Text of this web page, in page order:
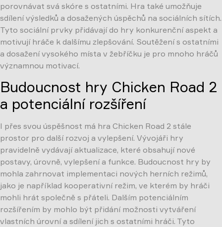
porovnávat svá skóre s ostatními. Hra také umožňuje
sdílení výsledků a dosažených úspěchů na sociálních sítích.
Tyto sociální prvky přidávají do hry konkurenční aspekt a
motivují hráče k dalšímu zlepšování. Soutěžení s ostatními
a dosažení vysokého místa v žebříčku je pro mnoho hráčů
významnou motivací.
Budoucnost hry Chicken Road 2
a potenciální rozšíření
I přes svou úspěšnost má hra Chicken Road 2 stále
prostor pro další rozvoj a vylepšení. Vývojáři hry
pravidelně vydávají aktualizace, které obsahují nové
postavy, úrovně, vylepšení a funkce. Budoucnost hry by
mohla zahrnovat implementaci nových herních režimů,
jako je například kooperativní režim, ve kterém by hráči
mohli hrát společně s přáteli. Dalším potenciálním
rozšířením by mohlo být přidání možnosti vytváření
vlastních úrovní a sdílení jich s ostatními hráči. Tyto